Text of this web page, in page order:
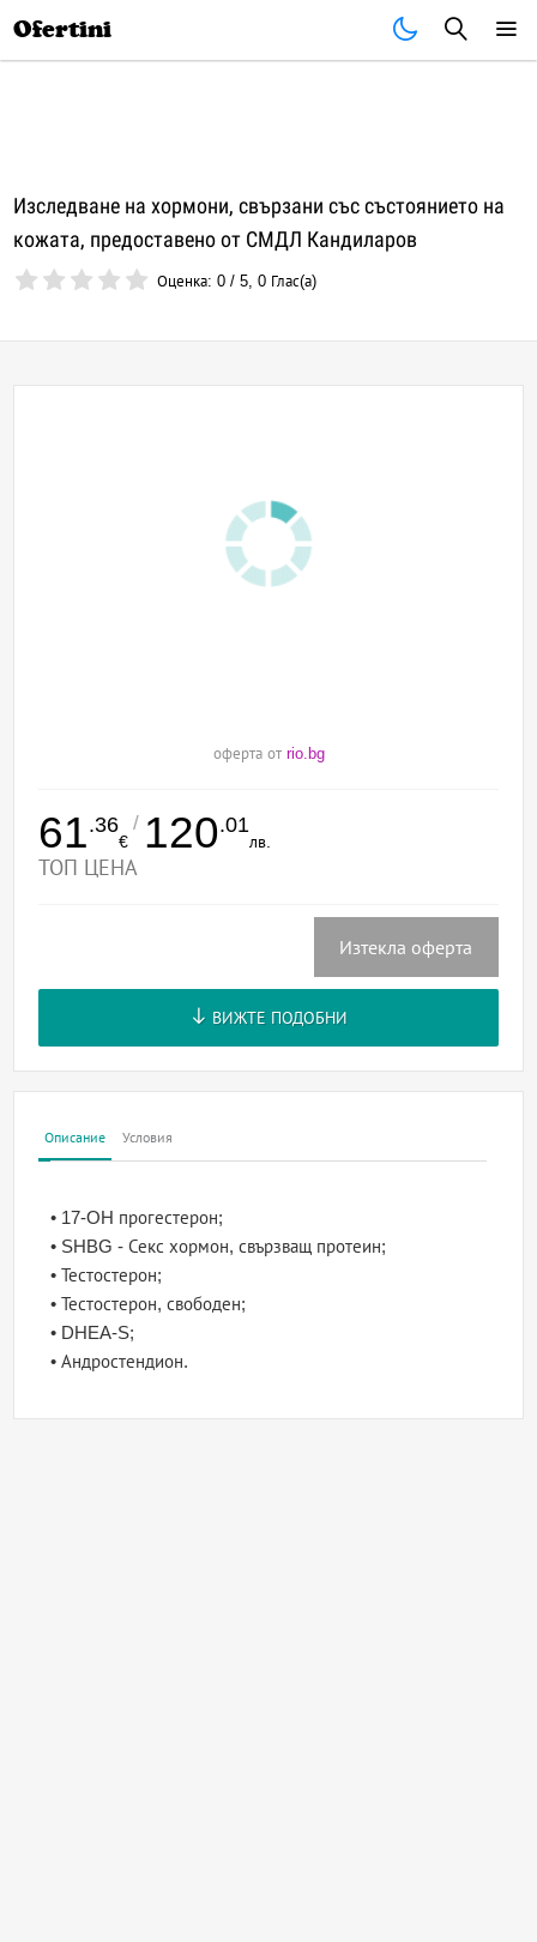
Ofertini
Изследване на хормони, свързани със състоянието на
кожата, предоставено от СМДЛ Кандиларов
Оценка:0 /5,0 Глас(а)
оферта от rio.bg
61.36
€
/ 120.01
лв.
ТОП ЦЕНА
Изтекла оферта
ВИЖТЕ ПОДОБНИ
Описание Условия
• 17-OH прогестерон;
• SHBG - Секс хормон, свързващ протеин;
• Тестостерон;
• Тестостерон, свободен;
• DHEA-S;
• Андростендион.